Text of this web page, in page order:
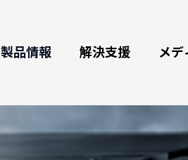
製品情報
ローラカム式ロータリーテ
CNC傾斜ロータリーテーブ
解決支援
応用分野
技術支援
メ
展示会情報